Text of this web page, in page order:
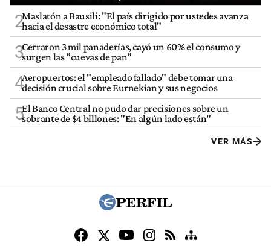
2Maslatón a Bausili: "El país dirigido por ustedes avanza
hacia el desastre económico total"
3Cerraron 3 mil panaderías, cayó un 60% el consumo y
surgen las "cuevas de pan"
4Aeropuertos: el "empleado fallado" debe tomar una
decisión crucial sobre Eurnekian y sus negocios
5El Banco Central no pudo dar precisiones sobre un
sobrante de $4 billones: "En algún lado están"
VER MÁS